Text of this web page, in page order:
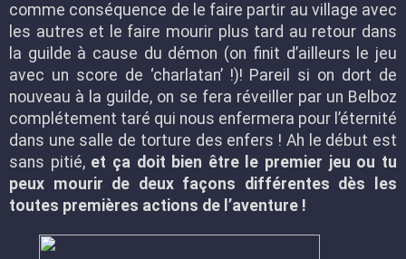
comme conséquence de le faire partir au village avec
les autres et le faire mourir plus tard au retour dans
la guilde à cause du démon (on finit d’ailleurs le jeu
avec un score de ‘charlatan’ !)! Pareil si on dort de
nouveau à la guilde, on se fera réveiller par un Belboz
complétement taré qui nous enfermera pour l’éternité
dans une salle de torture des enfers ! Ah le début est
sans pitié, et ça doit bien être le premier jeu ou tu
peux mourir de deux façons différentes dès les
toutes premières actions de l’aventure !